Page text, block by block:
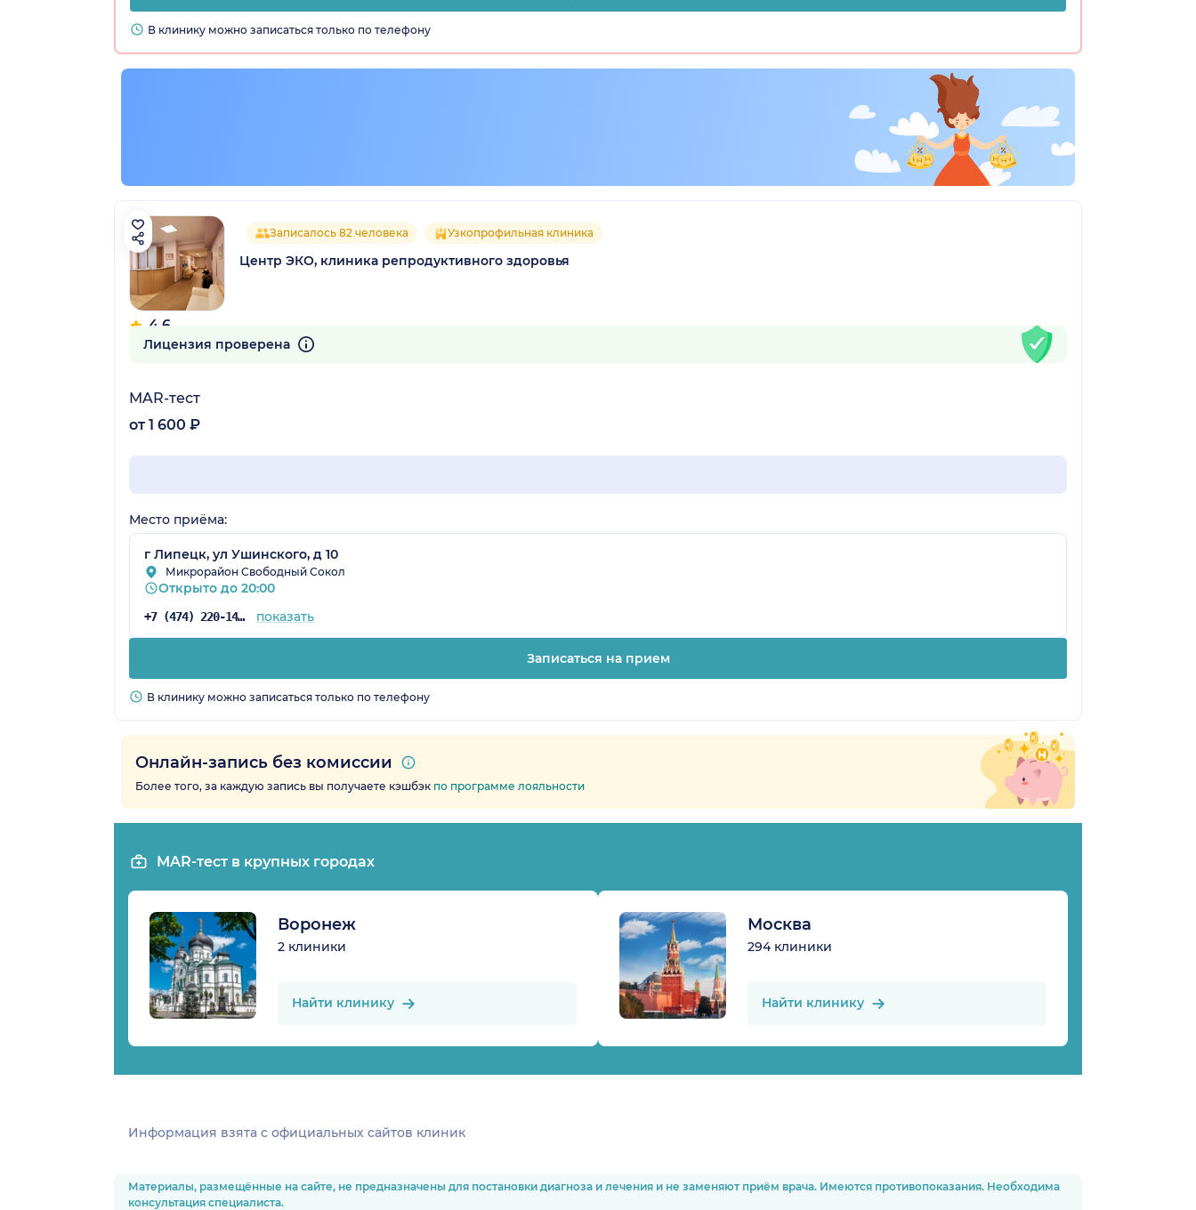
В клинику можно записаться только по телефону
4.6
2 отзыва
Записалось 82 человека Узкопрофильная клиника
Центр ЭКО, клиника репродуктивного здоровья
Лицензия проверена
MAR-тест
от 1 600 ₽
Место приёма:
г Липецк, ул Ушинского, д 10
Микрорайон Свободный Сокол
Открыто до 20:00
+7 (474) 220-14-89 показать
Записаться на прием
В клинику можно записаться только по телефону
Онлайн-запись без комиссии
Более того, за каждую запись вы получаете кэшбэк по программе лояльности
MAR-тест в крупных городах
Воронеж
2 клиники
Найти клинику
Москва
294 клиники
Найти клинику
Информация взята c официальных сайтов клиник
Материалы, размещённые на сайте, не предназначены для постановки диагноза и лечения и не заменяют приём врача. Имеются противопоказания. Необходима
консультация специалиста.